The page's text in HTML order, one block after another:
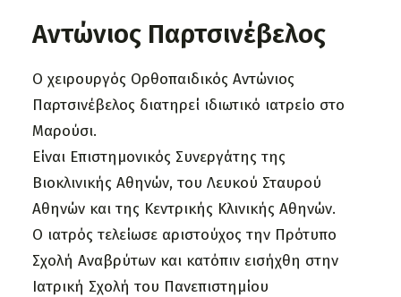
Αντώνιος Παρτσινέβελος
Ο χειρουργός Ορθοπαιδικός Αντώνιος
Παρτσινέβελος διατηρεί ιδιωτικό ιατρείο στο
Μαρούσι.
Είναι Επιστημονικός Συνεργάτης της
Βιοκλινικής Αθηνών, του Λευκού Σταυρού
Αθηνών και της Κεντρικής Κλινικής Αθηνών.
Ο ιατρός τελείωσε αριστούχος την Πρότυπο
Σχολή Αναβρύτων και κατόπιν εισήχθη στην
Ιατρική Σχολή του Πανεπιστημίου